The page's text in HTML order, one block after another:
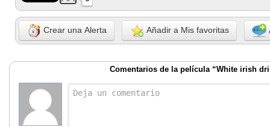
Crear una Alerta Añadir a Mis favoritas
Comentarios de la película “White irish